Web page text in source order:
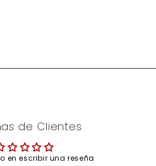
de Clientes
en escribir una reseña